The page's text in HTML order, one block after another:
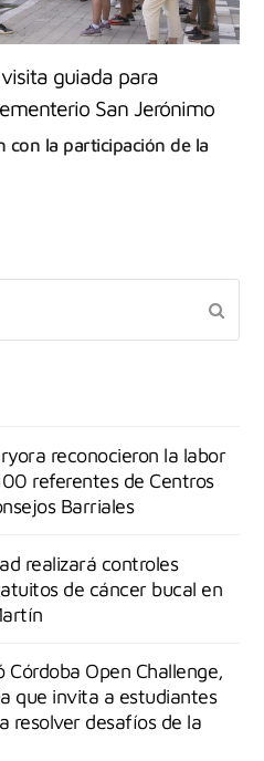
guiada para
San Jerónimo
con la participación de la
reconocieron la labor
referentes de Centros
Barriales
realizará controles
de cáncer bucal en
Córdoba Open Challenge,
que invita a estudiantes
resolver desafíos de la